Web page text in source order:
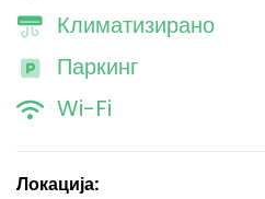
Климатизирано
Паркинг
Wi-Fi
Локација: